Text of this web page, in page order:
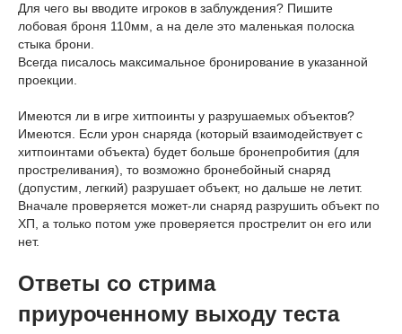
Для чего вы вводите игроков в заблуждения? Пишите
лобовая броня 110мм, а на деле это маленькая полоска
стыка брони.
Всегда писалось максимальное бронирование в указанной
проекции.
Имеются ли в игре хитпоинты у разрушаемых объектов?
Имеются. Если урон снаряда (который взаимодействует с
хитпоинтами объекта) будет больше бронепробития (для
простреливания), то возможно бронебойный снаряд
(допустим, легкий) разрушает объект, но дальше не летит.
Вначале проверяется может-ли снаряд разрушить объект по
ХП, а только потом уже проверяется прострелит он его или
нет.
Ответы со стрима
приуроченному выходу теста